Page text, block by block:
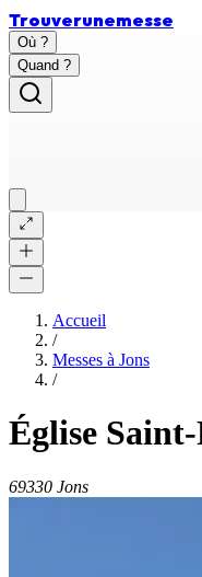
Trouverunemesse
Où ?
Quand ?
Accueil
/
Messes à Jons
/
Église
69330 Jons